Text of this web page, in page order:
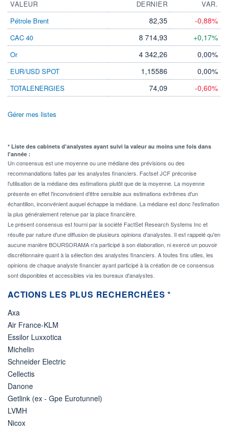
VALEUR DERNIER
VAR.
Pétrole Brent
82,35 -0,88%
CAC 40 8 714,93 +0,17%
Or 4 342,26 0,00%
EUR/USD SPOT 1,15586 0,00%
TOTALENERGIES 74,09 -0,60%
Gérer mes listes
* Liste des cabinets d'analystes ayant suivi la valeur au moins une fois dans
l'année :
Un consensus est une moyenne ou une médiane des prévisions ou des
recommandations faites par les analystes financiers. Factset JCF préconise
l'utilisation de la médiane des estimations plutôt que de la moyenne. La moyenne
présente en effet l'inconvénient d'être sensible aux estimations extrêmes d'un
échantillon, inconvénient auquel échappe la médiane. La médiane est donc l'estimation
la plus généralement retenue par la place financière.
Le présent consensus est fourni par la société FactSet Research Systems Inc et
résulte par nature d'une diffusion de plusieurs opinions d'analystes. Il est rappelé qu'en
aucune manière BOURSORAMA n'a participé à son élaboration, ni exercé un pouvoir
discrétionnaire quant à la sélection des analystes financiers. A toutes fins utiles, les
opinions de chaque analyste financier ayant participé à la création de ce consensus
sont disponibles et accessibles via les bureaux d'analystes.
ACTIONS LES PLUS RECHERCHÉES *
Axa
Air France-KLM
Essilor Luxxotica
Michelin
Schneider Electric
Cellectis
Danone
Getlink (ex - Gpe Eurotunnel)
LVMH
Nicox